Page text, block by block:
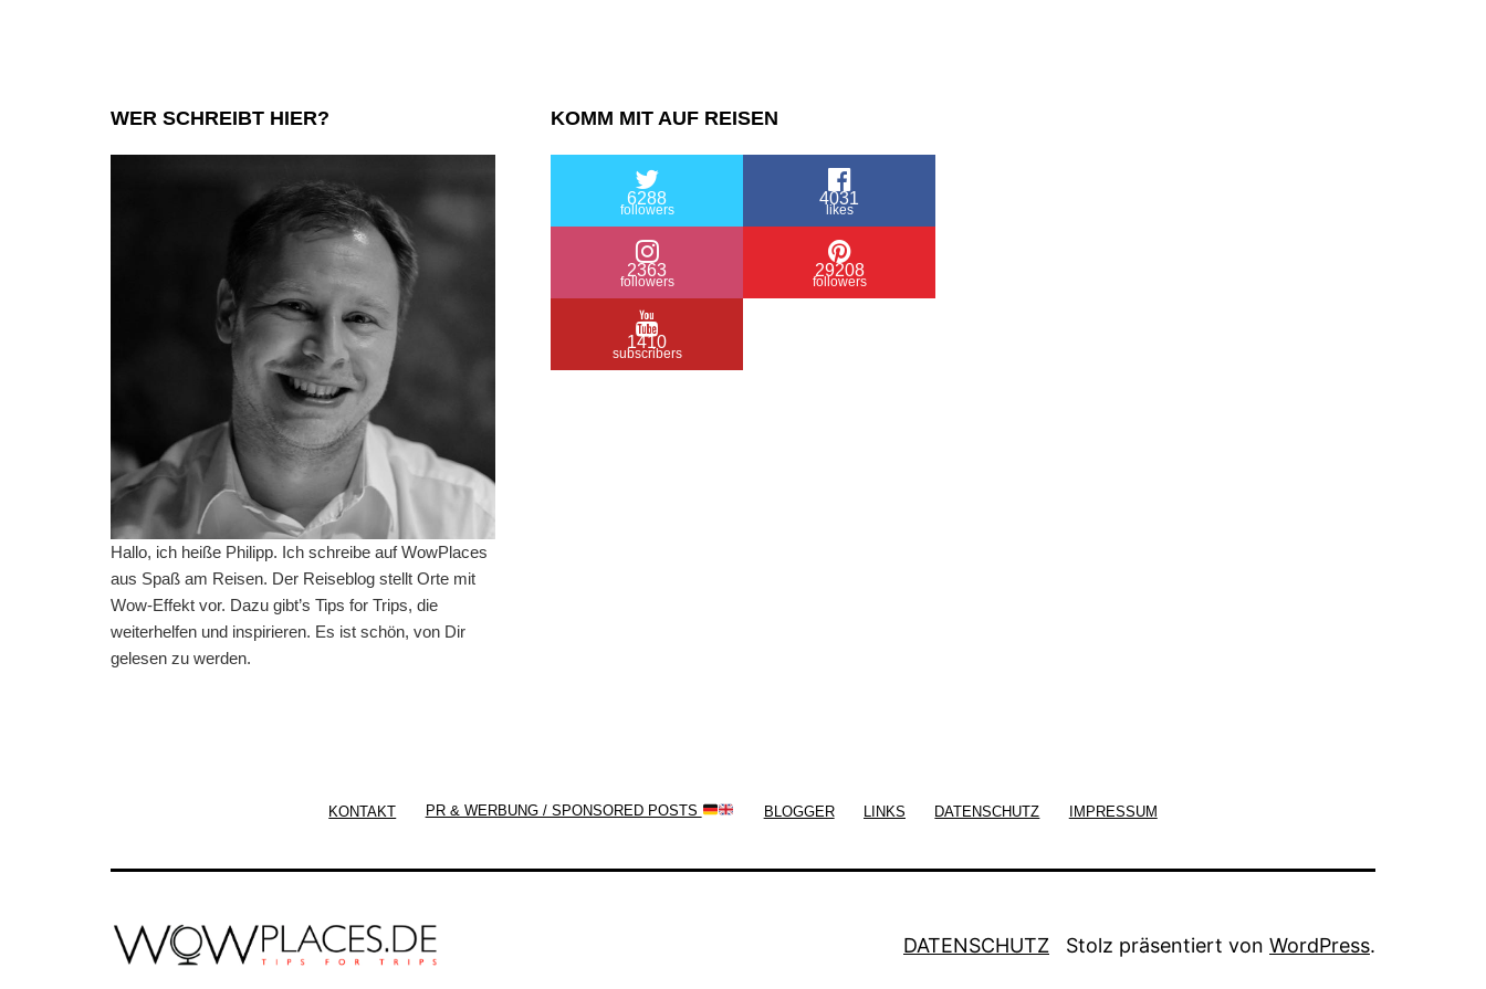
WER SCHREIBT HIER?
Hallo, ich heiße Philipp. Ich schreibe auf WowPlaces
aus Spaß am Reisen. Der Reiseblog stellt Orte mit
Wow-Effekt vor. Dazu gibt’s Tips for Trips, die
weiterhelfen und inspirieren. Es ist schön, von Dir
gelesen zu werden.
KOMM MIT AUF REISEN
6288
followers
4031
likes
2363
followers
29208
followers
1410
subscribers
KONTAKT PR & WERBUNG / SPONSORED POSTS BLOGGER LINKS DATENSCHUTZ IMPRESSUM
DATENSCHUTZ Stolz präsentiert von WordPress.